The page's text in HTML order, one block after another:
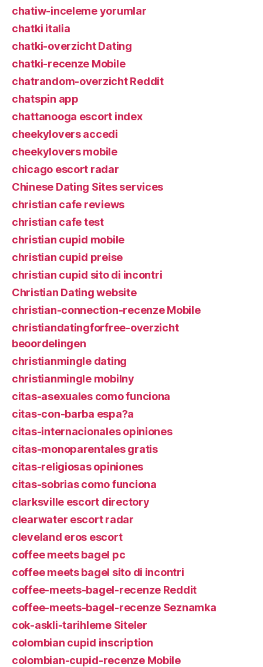
chatiw-inceleme yorumlar
chatki italia
chatki-overzicht Dating
chatki-recenze Mobile
chatrandom-overzicht Reddit
chatspin app
chattanooga escort index
cheekylovers accedi
cheekylovers mobile
chicago escort radar
Chinese Dating Sites services
christian cafe reviews
christian cafe test
christian cupid mobile
christian cupid preise
christian cupid sito di incontri
Christian Dating website
christian-connection-recenze Mobile
christiandatingforfree-overzicht
beoordelingen
christianmingle dating
christianmingle mobilny
citas-asexuales como funciona
citas-con-barba espa?a
citas-internacionales opiniones
citas-monoparentales gratis
citas-religiosas opiniones
citas-sobrias como funciona
clarksville escort directory
clearwater escort radar
cleveland eros escort
coffee meets bagel pc
coffee meets bagel sito di incontri
coffee-meets-bagel-recenze Reddit
coffee-meets-bagel-recenze Seznamka
cok-askli-tarihleme Siteler
colombian cupid inscription
colombian-cupid-recenze Mobile